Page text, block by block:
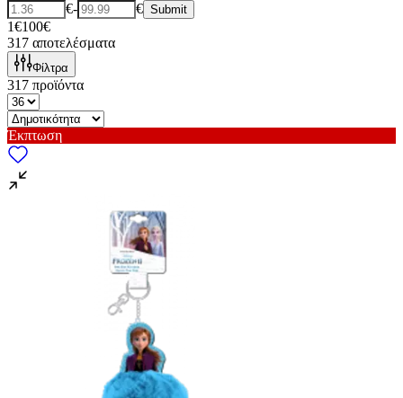
€- € Submit
1€100€
317 αποτελέσματα
Φίλτρα
317 προϊόντα
Έκπτωση